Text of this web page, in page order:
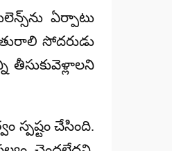
ఏర్పాటు
సోదరుడు
స్పష్టం చేసింది.